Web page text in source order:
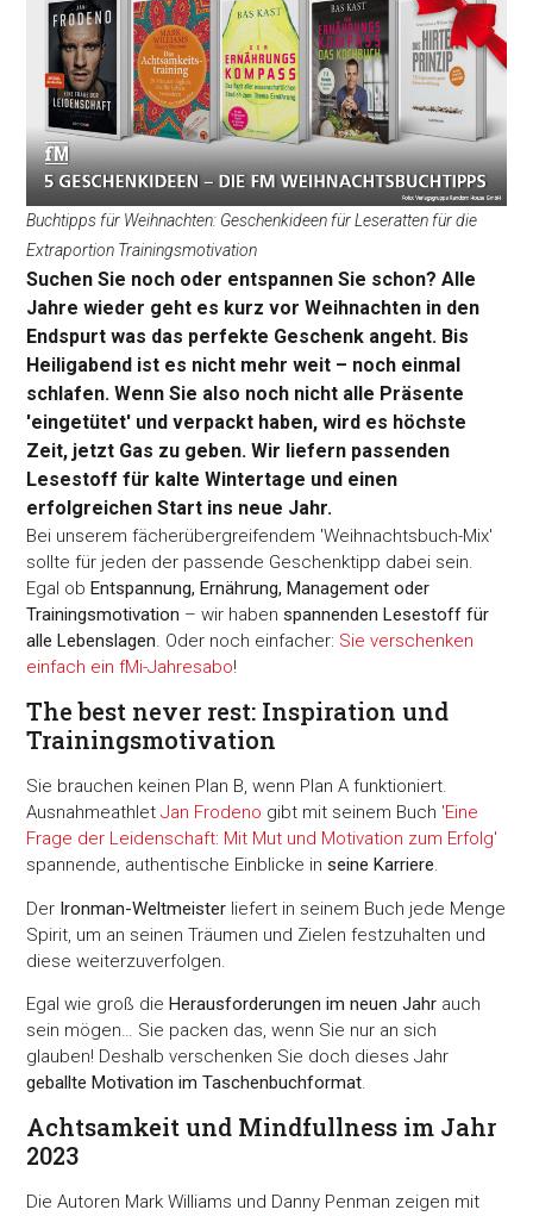
Buchtipps für Weihnachten: Geschenkideen für Leseratten für die
Extraportion Trainingsmotivation
Suchen Sie noch oder entspannen Sie schon? Alle
Jahre wieder geht es kurz vor Weihnachten in den
Endspurt was das perfekte Geschenk angeht. Bis
Heiligabend ist es nicht mehr weit – noch einmal
schlafen. Wenn Sie also noch nicht alle Präsente
'eingetütet' und verpackt haben, wird es höchste
Zeit, jetzt Gas zu geben. Wir liefern passenden
Lesestoff für kalte Wintertage und einen
erfolgreichen Start ins neue Jahr.
Bei unserem fächerübergreifendem 'Weihnachtsbuch-Mix'
sollte für jeden der passende Geschenktipp dabei sein.
Egal obEntspannung, Ernährung, Management oder
Trainingsmotivation – wir habenspannenden Lesestoff für
alle Lebenslagen. Oder noch einfacher: Sie verschenken
einfach ein fMi-Jahresabo!
The best never rest: Inspiration und
Trainingsmotivation
Sie brauchen keinen Plan B, wenn Plan A funktioniert.
AusnahmeathletJan Frodeno gibt mit seinem Buch 'Eine
Frage der Leidenschaft: Mit Mut und Motivation zum Erfolg'
spannende, authentische Einblicke in seine Karriere.
Der Ironman-Weltmeister liefert in seinem Buch jede Menge
Spirit, um an seinen Träumen und Zielen festzuhalten und
diese weiterzuverfolgen.
Egal wie groß dieHerausforderungen im neuen Jahr auch
sein mögen… Sie packen das, wenn Sie nur an sich
glauben! Deshalb verschenken Sie doch dieses Jahr
geballte Motivation im Taschenbuchformat.
Achtsamkeit und Mindfullness im Jahr
2023
Die Autoren Mark Williams und Danny Penman zeigen mit